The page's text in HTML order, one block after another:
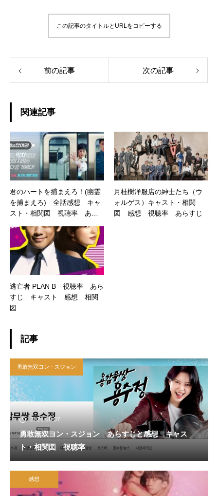
この記事のタイトルとURLをコピーする
前の記事 次の記事
関連記事
君のハートを捕まえろ！(幽霊
を捕まえろ) 全話感想 キャ
スト・相関図 視聴率 あら
月桂樹洋服店の紳士たち（ウ
ォルゲス）キャスト・相関
図 感想 視聴率 あらすじ
逃亡者 PLAN B 視聴率 あら
すじ キャスト 感想 相関
図
記事
勇敢無双ヨン・スジョン
2026.08.07
勇敢無双ヨン・スジョン あらすじと感想 キャス
ト・相関図 視聴率
感想